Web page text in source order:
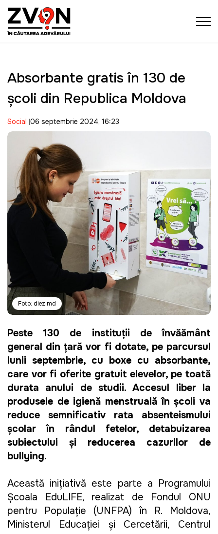
Absorbante gratis în 130 de
școli din Republica Moldova
Social 06 septembrie 2024, 16:23
Foto: diez.md
Peste 130 de instituții de învățământ
general din țară vor fi dotate, pe parcursul
lunii septembrie, cu boxe cu absorbante,
care vor fi oferite gratuit elevelor, pe toată
durata anului de studii. Accesul liber la
produsele de igienă menstruală în școli va
reduce semnificativ rata absenteismului
școlar în rândul fetelor, detabuizarea
subiectului și reducerea cazurilor de
bullying.
Această inițiativă este parte a Programului
Școala EduLIFE, realizat de Fondul ONU
pentru Populație (UNFPA) în R. Moldova,
Ministerul Educației și Cercetării, Centrul